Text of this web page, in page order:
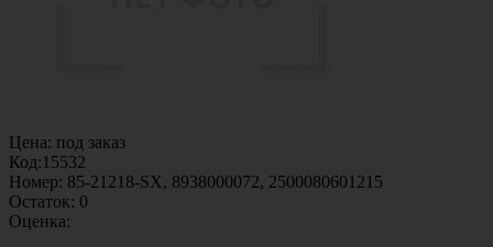
Цена: под заказ
Код:15532
Номер: 85-21218-SX, 8938000072, 2500080601215
Остаток: 0
Оценка: